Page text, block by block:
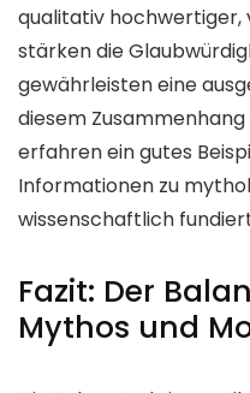
qualitativ hochwertiger,
stärken die
gewährleisten eine
diesem
erfahren ein gutes
Informationen zu
wissenschaftlich
Fazit: Der
Mythos und